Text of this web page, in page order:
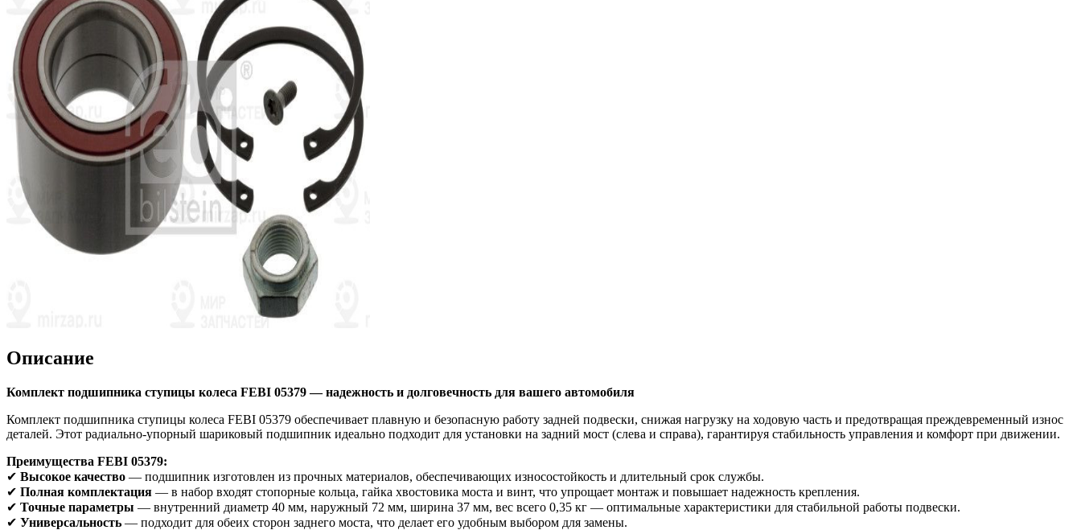
Описание
Комплект подшипника ступицы колеса FEBI 05379 — надежность и долговечность для вашего автомобиля
Комплект подшипника ступицы колеса FEBI 05379 обеспечивает плавную и безопасную работу задней подвески, снижая нагрузку на ходовую часть и предотвращая преждевременный износ
деталей. Этот радиально-упорный шариковый подшипник идеально подходит для установки на задний мост (слева и справа), гарантируя стабильность управления и комфорт при движении.
Преимущества FEBI 05379:
✔ Высокое качество — подшипник изготовлен из прочных материалов, обеспечивающих износостойкость и длительный срок службы.
✔ Полная комплектация — в набор входят стопорные кольца, гайка хвостовика моста и винт, что упрощает монтаж и повышает надежность крепления.
✔ Точные параметры — внутренний диаметр 40 мм, наружный 72 мм, ширина 37 мм, вес всего 0,35 кг — оптимальные характеристики для стабильной работы подвески.
✔ Универсальность — подходит для обеих сторон заднего моста, что делает его удобным выбором для замены.